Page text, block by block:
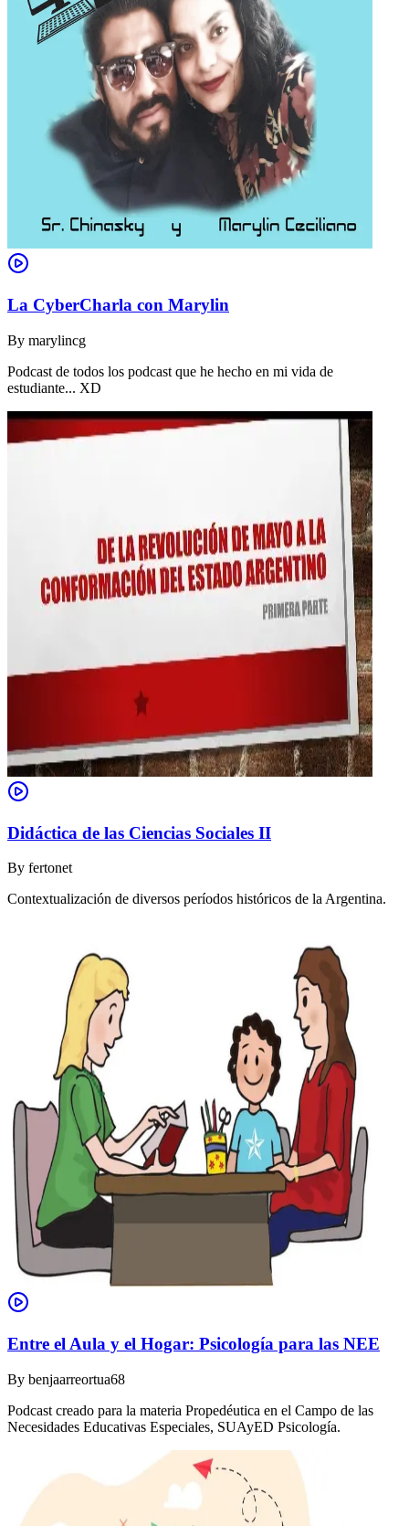
La CyberCharla con Marylin
By marylincg
Podcast de todos los podcast que he hecho en mi vida de
estudiante... XD
Didáctica de las Ciencias Sociales II
By fertonet
Contextualización de diversos períodos históricos de la Argentina.
Entre el Aula y el Hogar: Psicología para las NEE
By benjaarreortua68
Podcast creado para la materia Propedéutica en el Campo de las
Necesidades Educativas Especiales, SUAyED Psicología.